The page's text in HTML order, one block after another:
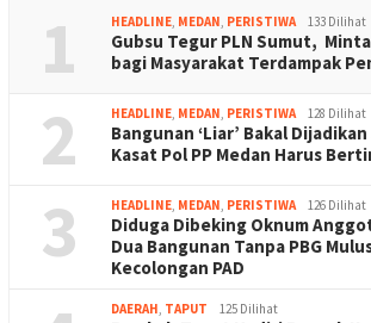
1 HEADLINE, MEDAN, PERISTIWA 133 Dilihat
Gubsu Tegur PLN Sumut,
bagi Masyarakat Terdampak
2 HEADLINE, MEDAN, PERISTIWA 128 Dilihat
Bangunan ‘Liar’ Bakal
Kasat Pol PP Medan Harus
3 HEADLINE, MEDAN, PERISTIWA 126 Dilihat
Diduga Dibeking Oknum
Dua Bangunan Tanpa PBG
Kecolongan PAD
DAERAH, TAPUT 125 Dilihat